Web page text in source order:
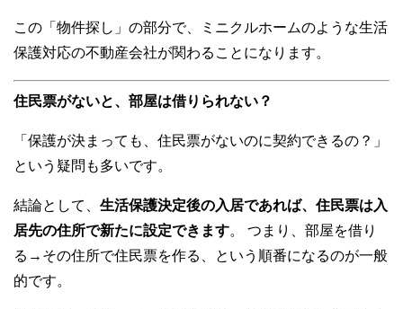
この「物件探し」の部分で、ミニクルホームのような生活
保護対応の不動産会社が関わることになります。
住民票がないと、部屋は借りられない？
「保護が決まっても、住民票がないのに契約できるの？」
という疑問も多いです。
結論として、 生活保護決定後の入居であれば、住民票は入
居先の住所で新たに設定できます。 つまり、部屋を借り
る→その住所で住民票を作る、という順番になるのが一般
的です。